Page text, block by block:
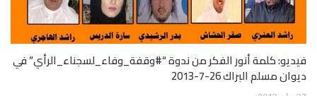
فيديو: كلمة أنور الفكر من ندوة “#وقفة_وفاء_لسجناء_الرأي” في
ديوان مسلم البراك 26-7-2013